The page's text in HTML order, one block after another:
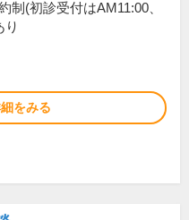
制(初診受付はAM11:00、
り
をみる